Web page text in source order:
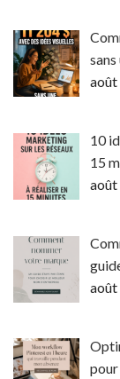
août
10
15
août
août